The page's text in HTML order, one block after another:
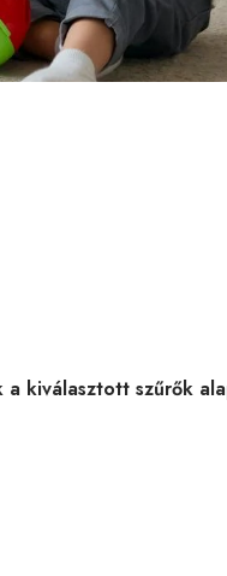
kiválasztott szűrők